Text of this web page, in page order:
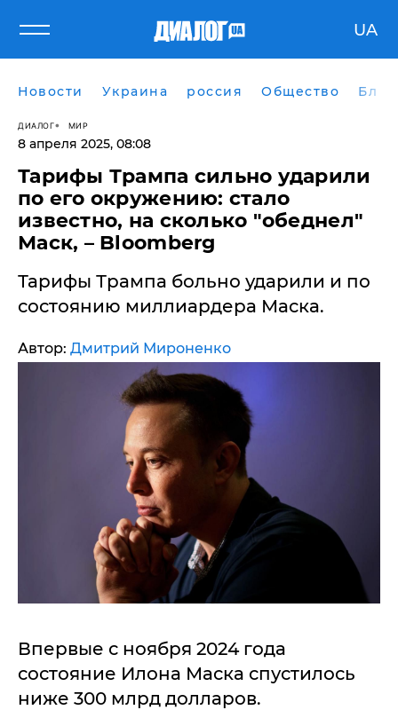
UA
Новости Украина россия Общество
ДИАЛОГ МИР
8 апреля 2025, 08:08
​Тарифы Трампа сильно ударили
по его окружению: стало
известно, на сколько "обеднел"
Маск, – Bloomberg
Тарифы Трампа больно ударили и по
состоянию миллиардера Маска.
Автор: Дмитрий Мироненко
Впервые с ноября 2024 года
состояние Илона Маска спустилось
ниже 300 млрд долларов.